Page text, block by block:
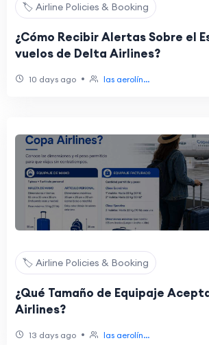
🏷️ Airline Policies & Booking
¿Cómo Recibir Alertas Sobre el
vuelos de Delta Airlines?
10 days ago • las aerolín...
🏷️ Airline Policies & Booking
¿Qué Tamaño de Equipaje
Airlines?
13 days ago • las aerolín...